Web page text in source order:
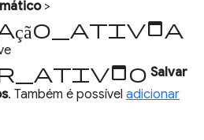
>
Salvar
. Também é possível adicionar